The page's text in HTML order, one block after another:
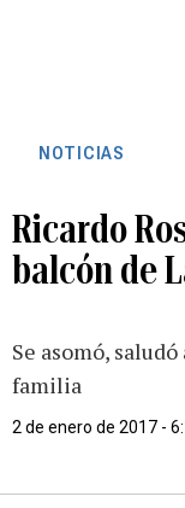
NOTICIAS
Ricardo
balcón de
Se asomó,
familia
2 de enero de 2017 -